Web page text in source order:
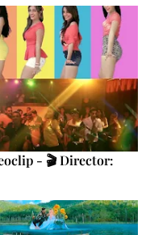
- 🎬 Director: